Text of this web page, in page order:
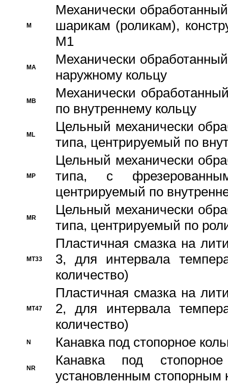
M
Механически
шарикам (роликам),
M1
MA
Механически
наружному кольцу
MB
Механически
по внутреннему кольцу
ML
Цельный механически
типа, центрируемый по
MP
Цельный механически
типа, с
центрируемый по
MR
Цельный механически
типа, центрируемый по
MT33
Пластичная смазка на
3, для интервала
количество)
MT47
Пластичная смазка на
2, для интервала
количество)
N Канавка под стопорное
NR
Канавка под
установленным стопорным